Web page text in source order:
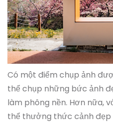
Có một điểm chụp ảnh
thể chụp những bức ảnh
làm phông nền. Hơn nữa,
thể thưởng thức cảnh đẹp